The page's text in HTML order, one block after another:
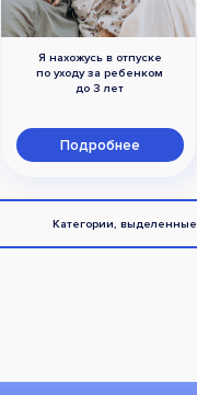
Я нахожусь в отпуске
по уходу за ребенком
до 3 лет
Подробнее
Категории, выделенные